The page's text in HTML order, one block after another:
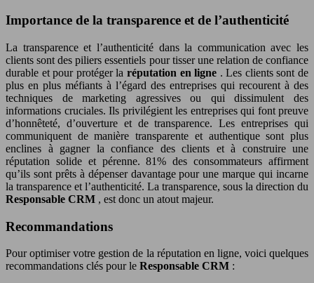
Importance de la transparence et de l’authenticité
La transparence et l’authenticité dans la communication avec les
clients sont des piliers essentiels pour tisser une relation de confiance
durable et pour protéger la réputation en ligne . Les clients sont de
plus en plus méfiants à l’égard des entreprises qui recourent à des
techniques de marketing agressives ou qui dissimulent des
informations cruciales. Ils privilégient les entreprises qui font preuve
d’honnêteté, d’ouverture et de transparence. Les entreprises qui
communiquent de manière transparente et authentique sont plus
enclines à gagner la confiance des clients et à construire une
réputation solide et pérenne. 81% des consommateurs affirment
qu’ils sont prêts à dépenser davantage pour une marque qui incarne
la transparence et l’authenticité. La transparence, sous la direction du
Responsable CRM , est donc un atout majeur.
Recommandations
Pour optimiser votre gestion de la réputation en ligne, voici quelques
recommandations clés pour le Responsable CRM :